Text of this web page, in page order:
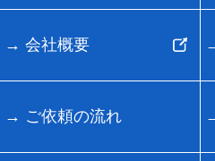
会社概要
ご依頼の流れ